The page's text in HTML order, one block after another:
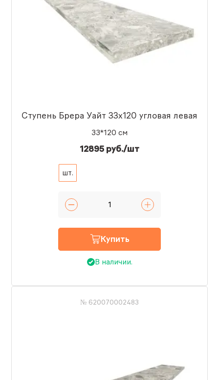
Ступень Брера Уайт 33x120 угловая левая
33*120 см
12895 руб./шт
шт.
Купить
В наличии.
№ 620070002483